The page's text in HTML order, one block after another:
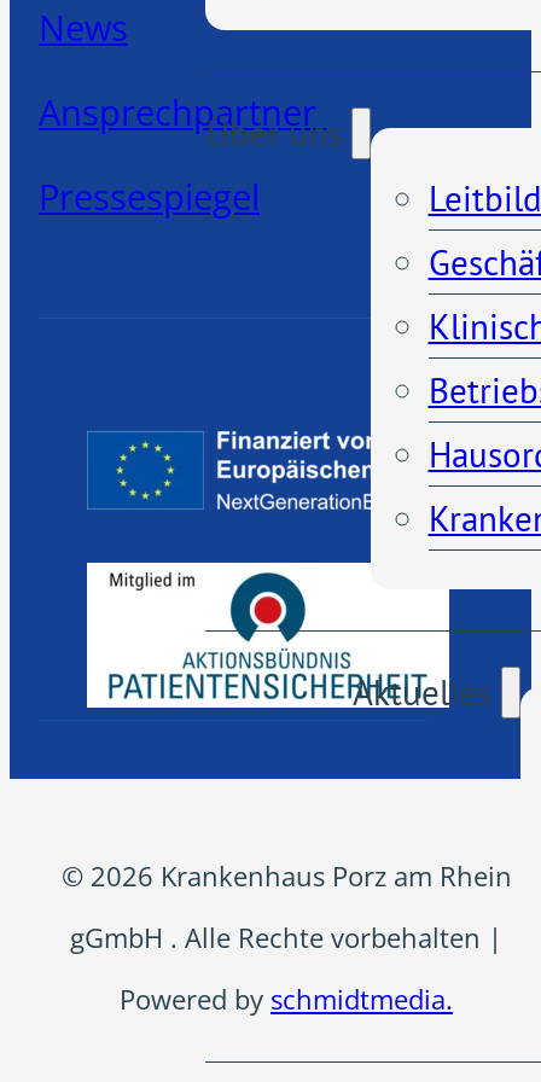
Über uns
Leitbild
Aktuelles
News
Ansprechpartner
Pressespiegel
© 2026 Krankenhaus Porz am Rhein
gGmbH . Alle Rechte vorbehalten |
Powered by schmidtmedia.